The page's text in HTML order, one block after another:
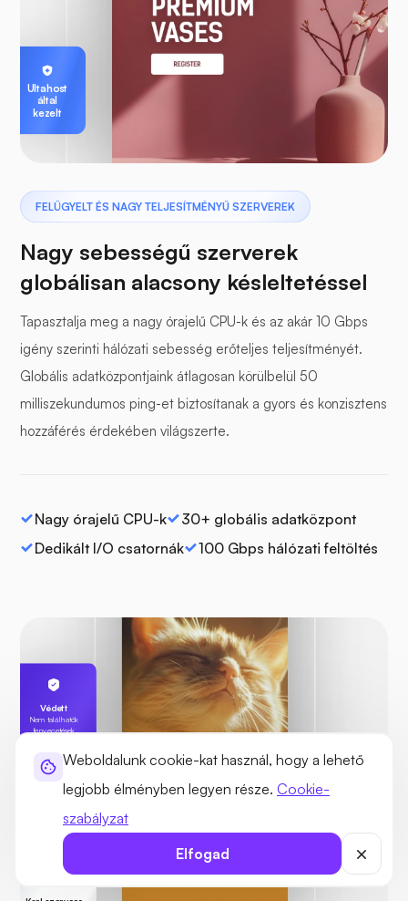
Weboldalunk cookie-kat használ, hogy a lehető
legjobb élményben legyen része. Cookie-
szabályzat
Elfogad
FELÜGYELT ÉS NAGY TELJESÍTMÉNYŰ SZERVEREK
Nagy sebességű szerverek
globálisan alacsony késleltetéssel
Tapasztalja meg a nagy órajelű CPU-k és az akár 10 Gbps
igény szerinti hálózati sebesség erőteljes teljesítményét.
Globális adatközpontjaink átlagosan körülbelül 50
milliszekundumos ping-et biztosítanak a gyors és konzisztens
hozzáférés érdekében világszerte.
Nagy órajelű CPU-k
30+ globális adatközpont
Dedikált I/O csatornák
100 Gbps hálózati feltöltés
Ultahost
által
kezelt
Védett
Nem találhatók
fenyegetések